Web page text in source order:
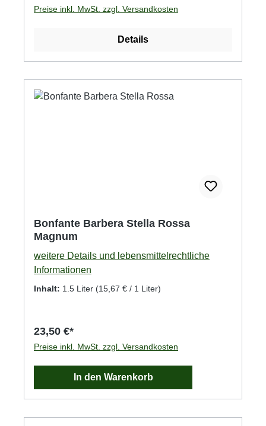
Preise inkl. MwSt. zzgl. Versandkosten
Details
Bonfante Barbera Stella Rossa
Magnum
weitere Details und lebensmittelrechtliche
Informationen
Inhalt: 1.5 Liter (15,67 € / 1 Liter)
23,50 €*
Preise inkl. MwSt. zzgl. Versandkosten
In den Warenkorb